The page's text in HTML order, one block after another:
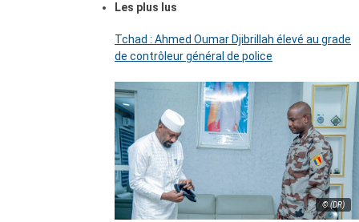
Les plus lus
Tchad : Ahmed Oumar Djibrillah élevé au grade
de contrôleur général de police
© (DR)